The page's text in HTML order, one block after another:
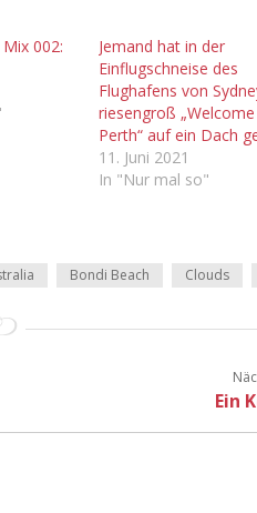
Mix 002:
Jemand hat in der
Einflugschneise des
Flughafens von
riesengroß
Perth“ auf ein Dach
11. Juni 2021
In "Nur mal so"
Bondi Beach Clouds
Ein